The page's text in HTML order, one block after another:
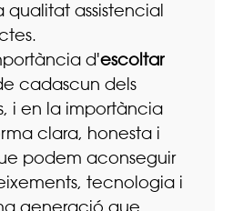
qualitat assistencial
d'escoltar
cadascun dels
i en la importància
clara, honesta i
podem aconseguir
tecnologia i
generació que